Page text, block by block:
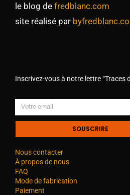
le blog de fredblanc.com
site réalisé par
Inscrivez-vous à notre lettre “Traces
SOUSCRIRE
Nous contacter
À propos de nous
FAQ
Mode de fabrication
Paiement